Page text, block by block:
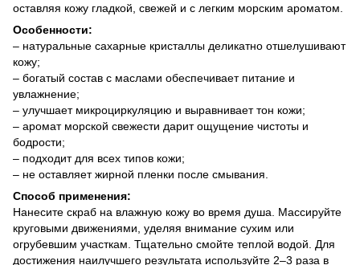
оставляя кожу гладкой, свежей и с легким морским ароматом.
Особенности:
– натуральные сахарные кристаллы деликатно отшелушивают
кожу;
– богатый состав с маслами обеспечивает питание и
увлажнение;
– улучшает микроциркуляцию и выравнивает тон кожи;
– аромат морской свежести дарит ощущение чистоты и
бодрости;
– подходит для всех типов кожи;
– не оставляет жирной пленки после смывания.
Способ применения:
Нанесите скраб на влажную кожу во время душа. Массируйте
круговыми движениями, уделяя внимание сухим или
огрубевшим участкам. Тщательно смойте теплой водой. Для
достижения наилучшего результата используйте 2–3 раза в